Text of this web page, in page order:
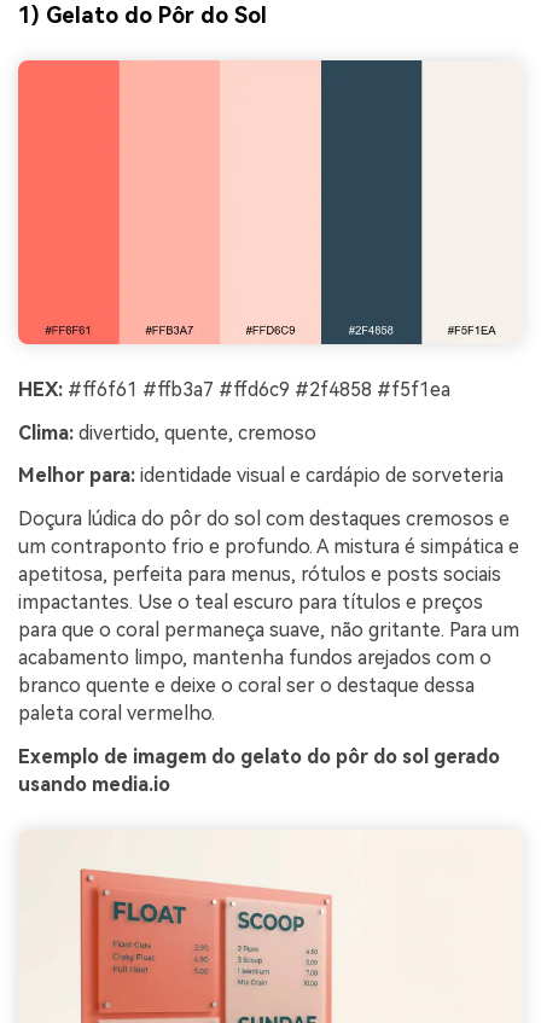
1) Gelato do Pôr do Sol
HEX: #ff6f61 #ffb3a7 #ffd6c9 #2f4858 #f5f1ea
Clima: divertido, quente, cremoso
Melhor para: identidade visual e cardápio de sorveteria
Doçura lúdica do pôr do sol com destaques cremosos e
um contraponto frio e profundo. A mistura é simpática e
apetitosa, perfeita para menus, rótulos e posts sociais
impactantes. Use o teal escuro para títulos e preços
para que o coral permaneça suave, não gritante. Para um
acabamento limpo, mantenha fundos arejados com o
branco quente e deixe o coral ser o destaque dessa
paleta coral vermelho.
Exemplo de imagem do gelato do pôr do sol gerado
usando media.io